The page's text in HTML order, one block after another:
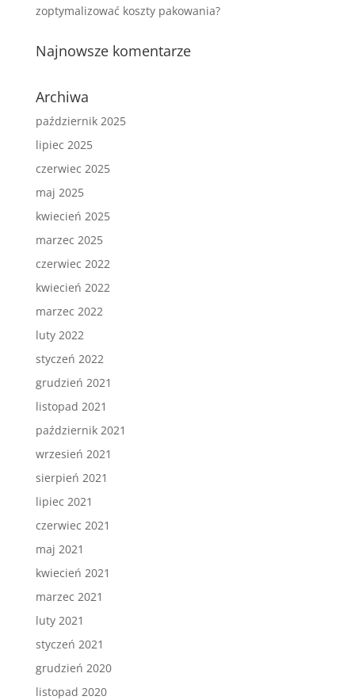
zoptymalizować koszty pakowania?
Najnowsze komentarze
Archiwa
październik 2025
lipiec 2025
czerwiec 2025
maj 2025
kwiecień 2025
marzec 2025
czerwiec 2022
kwiecień 2022
marzec 2022
luty 2022
styczeń 2022
grudzień 2021
listopad 2021
październik 2021
wrzesień 2021
sierpień 2021
lipiec 2021
czerwiec 2021
maj 2021
kwiecień 2021
marzec 2021
luty 2021
styczeń 2021
grudzień 2020
listopad 2020